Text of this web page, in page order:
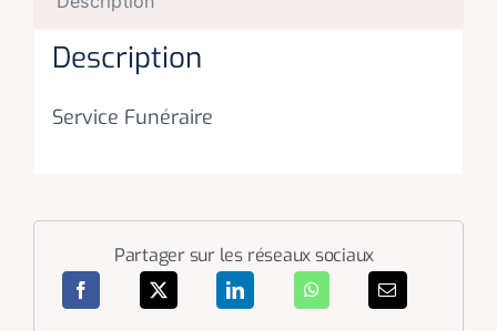
Description
Service Funéraire
Partager sur les réseaux sociaux